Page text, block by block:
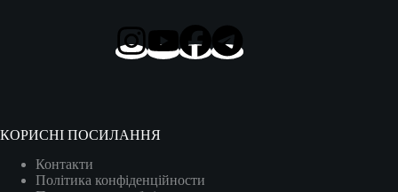
КОРИСНІ ПОСИЛАННЯ
Контакти
Політика конфіденційности